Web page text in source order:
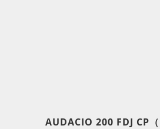
AUDACIO 200 FDJ CP（